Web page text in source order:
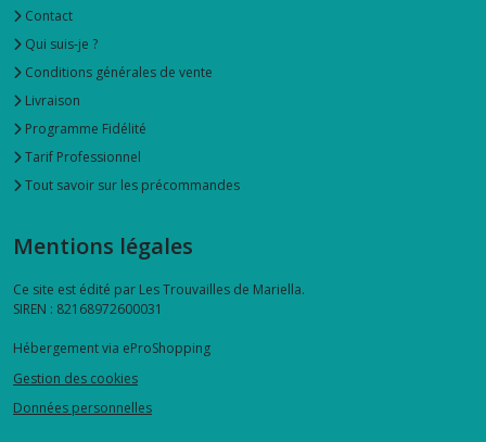
Contact
Qui suis-je ?
Conditions générales de vente
Livraison
Programme Fidélité
Tarif Professionnel
Tout savoir sur les précommandes
Mentions légales
Ce site est édité par Les Trouvailles de Mariella.
SIREN : 82168972600031
Hébergement via eProShopping
Gestion des cookies
Données personnelles